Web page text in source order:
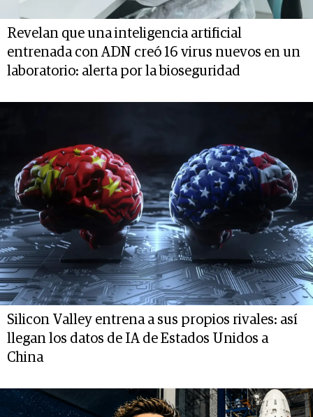
Revelan que una inteligencia artificial
entrenada con ADN creó 16 virus nuevos en un
laboratorio: alerta por la bioseguridad
Silicon Valley entrena a sus propios rivales: así
llegan los datos de IA de Estados Unidos a
China